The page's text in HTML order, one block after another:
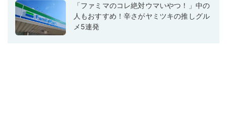
「ファミマのコレ絶対ウマいやつ！」中の
人もおすすめ！辛さがヤミツキの推しグル
メ5連発